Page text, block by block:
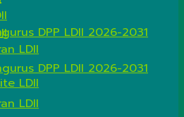
DPP LDII 2026-2031
LDII
DPP LDII 2026-2031
LDII
LDII